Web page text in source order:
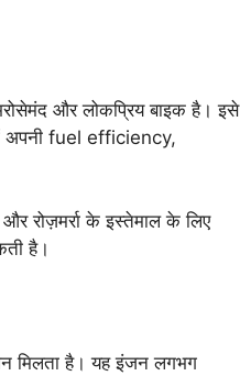
और लोकप्रिय बाइक है। इसे
अपनी fuel efficiency,
रोज़मर्रा के इस्तेमाल के लिए
है।
मिलता है। यह इंजन लगभग